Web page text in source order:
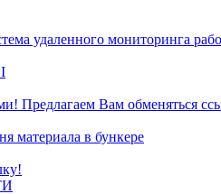
удаленного мониторинга
Предлагаем Вам обменяться
материала в бункере